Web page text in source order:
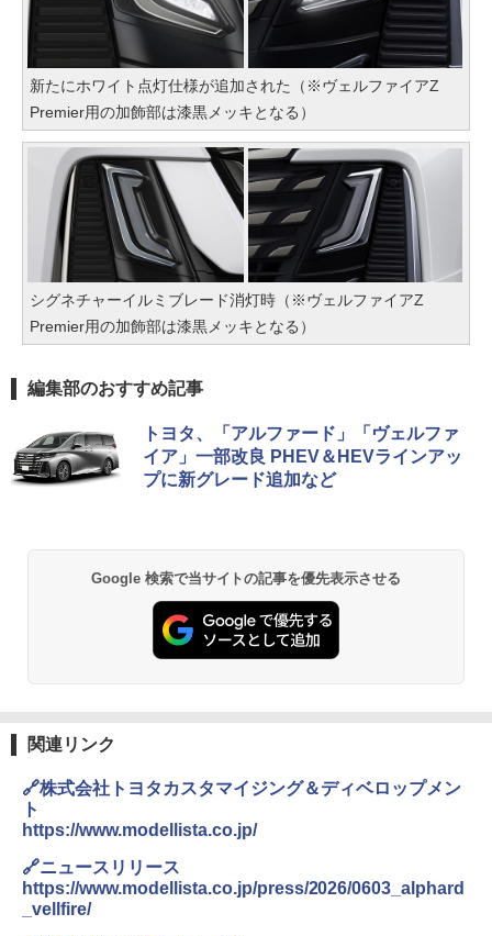
新たにホワイト点灯仕様が追加された（※ヴェルファイアZ
Premier用の加飾部は漆黒メッキとなる）
シグネチャーイルミブレード消灯時（※ヴェルファイアZ
Premier用の加飾部は漆黒メッキとなる）
編集部のおすすめ記事
トヨタ、「アルファード」「ヴェルファ
イア」一部改良 PHEV＆HEVラインアッ
プに新グレード追加など
Google 検索で当サイトの記事を優先表示させる
関連リンク
🔗株式会社トヨタカスタマイジング＆ディベロップメン
ト
https://www.modellista.co.jp/
🔗ニュースリリース
https://www.modellista.co.jp/press/2026/0603_alphard
_vellfire/